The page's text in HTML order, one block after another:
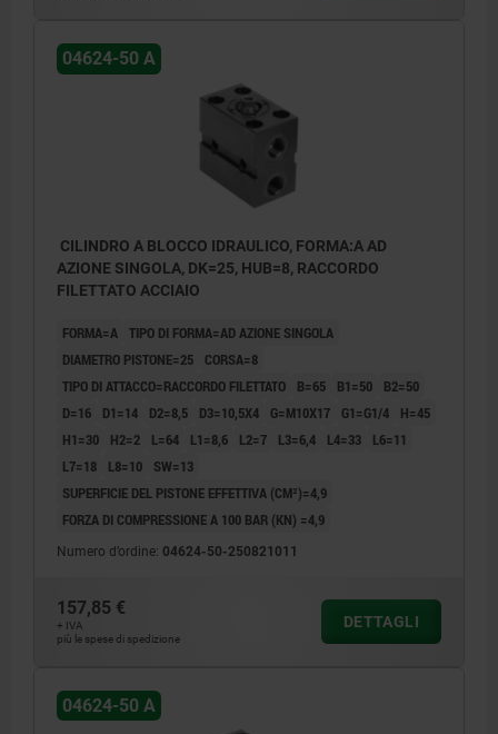
04624-50 A
CILINDRO A BLOCCO IDRAULICO, FORMA:A AD
AZIONE SINGOLA, DK=25, HUB=8, RACCORDO
FILETTATO ACCIAIO
FORMA=A TIPO DI FORMA=AD AZIONE SINGOLA
DIAMETRO PISTONE=25
CORSA=8
TIPO DI ATTACCO=RACCORDO FILETTATO
B=65 B1=50
B2=50
D=16
D1=14 D2=8,5 D3=10,5X4 G=M10X17 G1=G1/4
H=45
H1=30
H2=2 L=64 L1=8,6 L2=7 L3=6,4 L4=33
L6=11
L7=18
L8=10
SW=13
SUPERFICIE DEL PISTONE EFFETTIVA (CM²)=4,9
FORZA DI COMPRESSIONE A 100 BAR (KN) =4,9
Numero d’ordine: 04624-50-250821011
157,85 €
+ IVA
più le spese di spedizione
DETTAGLI
04624-50 A